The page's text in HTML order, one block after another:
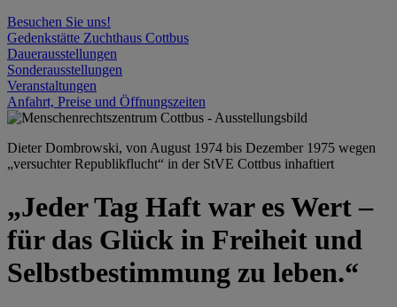
Besuchen Sie uns!
Gedenkstätte Zuchthaus Cottbus
Dauerausstellungen
Sonderausstellungen
Veranstaltungen
Anfahrt, Preise und Öffnungszeiten
Dieter Dombrowski, von August 1974 bis Dezember 1975 wegen
„versuchter Republikflucht“ in der StVE Cottbus inhaftiert
„Jeder Tag Haft war es Wert –
für das Glück in Freiheit und
Selbstbestimmung zu leben.“